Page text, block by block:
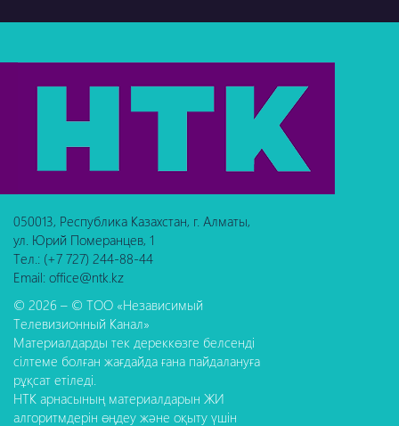
050013, Республика Казахстан, г. Алматы,
ул. Юрий Померанцев, 1
Тел.: (+7 727) 244-88-44
Email: office@ntk.kz
© 2026 – © ТОО «Независимый
Телевизионный Канал»
Материалдарды тек дереккөзге белсенді
сілтеме болған жағдайда ғана пайдалануға
рұқсат етіледі.
НТК арнасының материалдарын ЖИ
алгоритмдерін өңдеу және оқыту үшін